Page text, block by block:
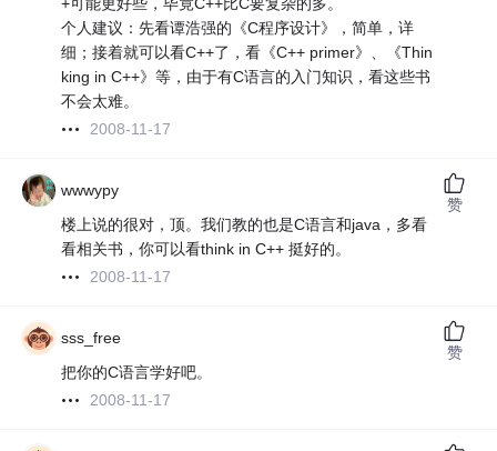
+可能更好些，毕竟C++比C要复杂的多。
个人建议：先看谭浩强的《C程序设计》，简单，详
细；接着就可以看C++了，看《C++ primer》、《Thin
king in C++》等，由于有C语言的入门知识，看这些书
不会太难。
2008-11-17
wwwypy
楼上说的很对，顶。我们教的也是C语言和java，多看
看相关书，你可以看think in C++ 挺好的。
2008-11-17
赞
sss_free
把你的C语言学好吧。
2008-11-17
赞